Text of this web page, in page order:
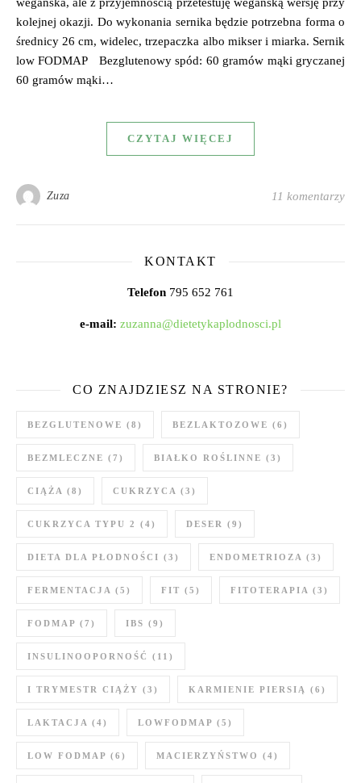
wegańska, ale z przyjemnością przetestuję wegańską wersję przy
kolejnej okazji. Do wykonania sernika będzie potrzebna forma o
średnicy 26 cm, widelec, trzepaczka albo mikser i miarka. Sernik
low FODMAP Bezglutenowy spód: 60 gramów mąki gryczanej
60 gramów mąki…
CZYTAJ WIĘCEJ
Zuza 11 komentarzy
KONTAKT
Telefon 795 652 761
e-mail: zuzanna@dietetykaplodnosci.pl
CO ZNAJDZIESZ NA STRONIE?
BEZGLUTENOWE (8) BEZLAKTOZOWE (6)
BEZMLECZNE (7) BIAŁKO ROŚLINNE (3)
CIĄŻA (8) CUKRZYCA (3)
CUKRZYCA TYPU 2 (4) DESER (9)
DIETA DLA PŁODNOŚCI (3) ENDOMETRIOZA (3)
FERMENTACJA (5) FIT (5) FITOTERAPIA (3)
FODMAP (7) IBS (9)
INSULINOOPORNOŚĆ (11)
I TRYMESTR CIĄŻY (3) KARMIENIE PIERSIĄ (6)
LAKTACJA (4) LOWFODMAP (5)
LOW FODMAP (6) MACIERZYŃSTWO (4)